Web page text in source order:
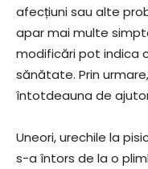
afecțiuni sau alte
apar mai multe
modificări pot indica
sănătate. Prin
întotdeauna de
Uneori, urechile la
s-a întors de la o